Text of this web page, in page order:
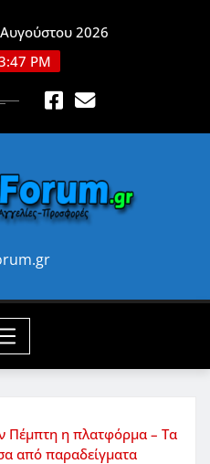
2026
PM
Πέμπτη η πλατφόρμα – Τα
από παραδείγματα